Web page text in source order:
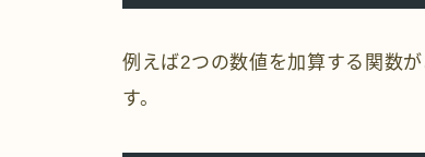
例えば2つの数値を加算する関数
す。